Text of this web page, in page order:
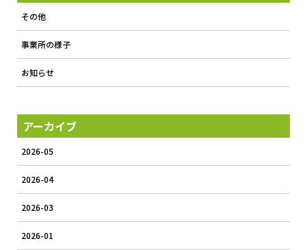
その他
事業所の様子
お知らせ
アーカイブ
2026-05
2026-04
2026-03
2026-01